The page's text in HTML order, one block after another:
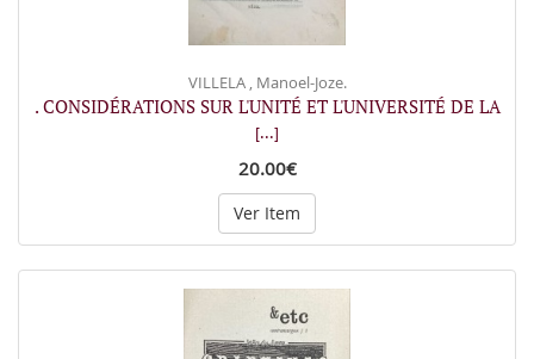
VILLELA , Manoel-Joze.
. CONSIDÉRATIONS SUR L'UNITÉ ET L'UNIVERSITÉ DE LA
[...]
20.00€
Ver Item